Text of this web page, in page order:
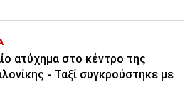
ατύχημα στο κέντρο της
- Ταξί συγκρούστηκε με